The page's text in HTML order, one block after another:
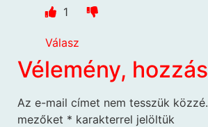
1
Válasz
Vélemény,
Az e-mail címet nem tesszük közzé.
mezőket * karakterrel jelöltük